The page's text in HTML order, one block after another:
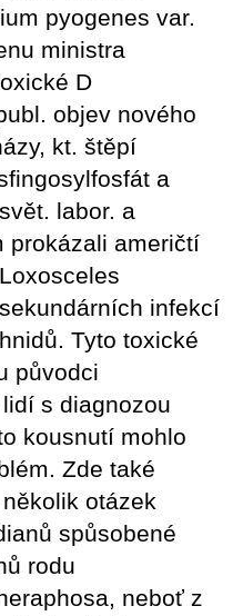
pyogenes var.
ministra
D
objev nového
kt. štěpí
a
labor. a
prokázali američtí
infekcí
Tyto toxické
původci
s diagnozou
kousnutí mohlo
Zde také
otázek
spůsobené
rodu
neboť z